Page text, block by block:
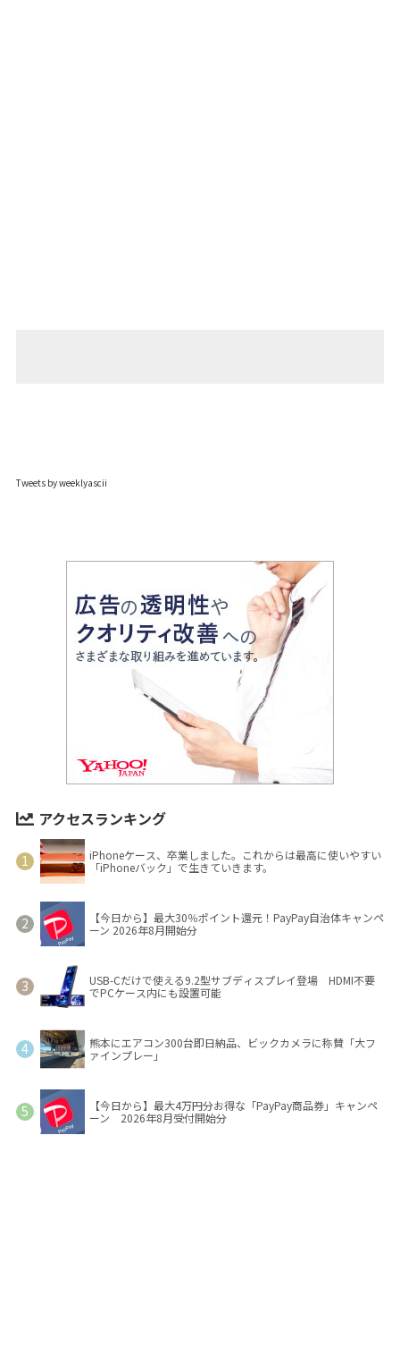
Tweets by weeklyascii
アクセスランキング
iPhoneケース、卒業しました。これからは最高に使いやすい
「iPhoneバック」で生きていきます。
【今日から】最大30％ポイント還元！PayPay自治体キャンペ
ーン 2026年8月開始分
USB-Cだけで使える9.2型サブディスプレイ登場 HDMI不要
でPCケース内にも設置可能
熊本にエアコン300台即日納品、ビックカメラに称賛「大フ
ァインプレー」
【今日から】最大4万円分お得な「PayPay商品券」キャンペ
ーン 2026年8月受付開始分